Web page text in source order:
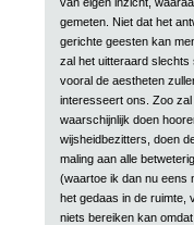
gemeten. Niet dat het
gerichte geesten kan
zal het uitteraard slechts
vooral de aestheten
interesseert ons. Zoo
waarschijnlijk doen
wijsheidbezitters, doen
maling aan alle
(waartoe ik dan nu eens
het gedaas in de ruimte,
niets bereiken kan